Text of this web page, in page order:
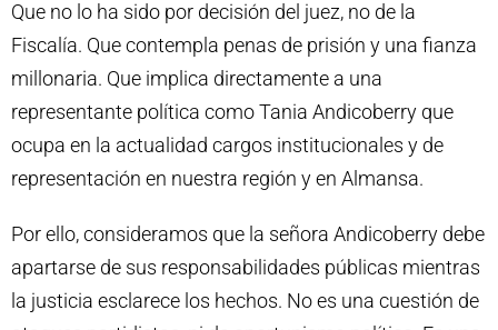
Que no lo ha sido por decisión del juez, no de la
Fiscalía. Que contempla penas de prisión y una fianza
millonaria. Que implica directamente a una
representante política como Tania Andicoberry que
ocupa en la actualidad cargos institucionales y de
representación en nuestra región y en Almansa.
Por ello, consideramos que la señora Andicoberry debe
apartarse de sus responsabilidades públicas mientras
la justicia esclarece los hechos. No es una cuestión de